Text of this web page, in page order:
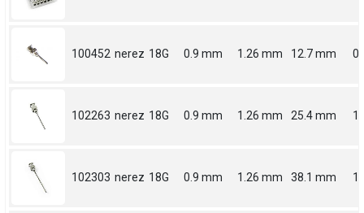
100452 nerez 18G 0.9 mm 1.26 mm 12.7 mm
102263 nerez 18G 0.9 mm 1.26 mm 25.4 mm 1
102303 nerez 18G 0.9 mm 1.26 mm 38.1 mm